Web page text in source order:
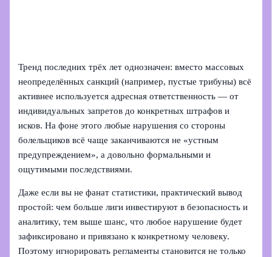
Тренд последних трёх лет однозначен: вместо массовых
неопределённых санкций (например, пустые трибуны) всё
активнее используется адресная ответственность — от
индивидуальных запретов до конкретных штрафов и
исков. На фоне этого любые нарушения со стороны
болельщиков всё чаще заканчиваются не «устным
предупреждением», а довольно формальными и
ощутимыми последствиями.
Даже если вы не фанат статистики, практический вывод
простой: чем больше лиги инвестируют в безопасность и
аналитику, тем выше шанс, что любое нарушение будет
зафиксировано и привязано к конкретному человеку.
Поэтому игнорировать регламенты становится не только